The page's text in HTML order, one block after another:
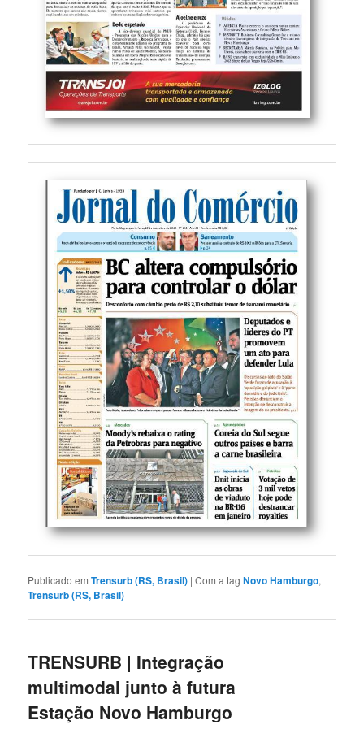
Publicado em Trensurb (RS, Brasil) |Com a tagNovo Hamburgo,
Trensurb (RS, Brasil)
TRENSURB | Integração
multimodal junto à futura
Estação Novo Hamburgo